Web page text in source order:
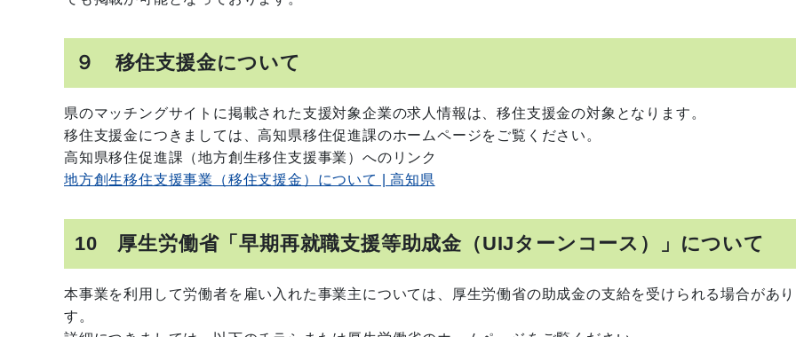
９ 移住支援金について
県のマッチングサイトに掲載された支援対象企業の求人情報は、移住支援金の対象となります。
移住支援金につきましては、高知県移住促進課のホームページをご覧ください。
高知県移住促進課（地方創生移住支援事業）へのリンク
地方創生移住支援事業（移住支援金）について | 高知県
10 厚生労働省「早期再就職支援等助成金（UIJターンコース）」について
本事業を利用して労働者を雇い入れた事業主については、厚生労働省の助成金の支給を受けられる場合があり
す。